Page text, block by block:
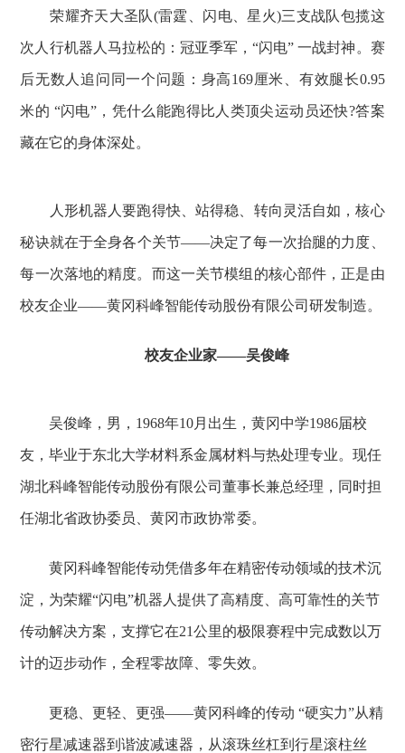
荣耀齐天大圣队(雷霆、闪电、星火)三支战队包揽这
次人行机器人马拉松的：冠亚季军，“闪电” 一战封神。赛
后无数人追问同一个问题：身高169厘米、有效腿长0.95
米的 “闪电”，凭什么能跑得比人类顶尖运动员还快?答案
藏在它的身体深处。
人形机器人要跑得快、站得稳、转向灵活自如，核心
秘诀就在于全身各个关节——决定了每一次抬腿的力度、
每一次落地的精度。而这一关节模组的核心部件，正是由
校友企业——黄冈科峰智能传动股份有限公司研发制造。
校友企业家——吴俊峰
吴俊峰，男，1968年10月出生，黄冈中学1986届校
友，毕业于东北大学材料系金属材料与热处理专业。现任
湖北科峰智能传动股份有限公司董事长兼总经理，同时担
任湖北省政协委员、黄冈市政协常委。
黄冈科峰智能传动凭借多年在精密传动领域的技术沉
淀，为荣耀“闪电”机器人提供了高精度、高可靠性的关节
传动解决方案，支撑它在21公里的极限赛程中完成数以万
计的迈步动作，全程零故障、零失效。
更稳、更轻、更强——黄冈科峰的传动 “硬实力”从精
密行星减速器到谐波减速器，从滚珠丝杠到行星滚柱丝